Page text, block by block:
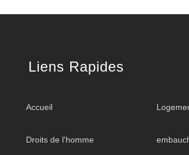
Liens Rapides
Accueil
Droits de l'homme